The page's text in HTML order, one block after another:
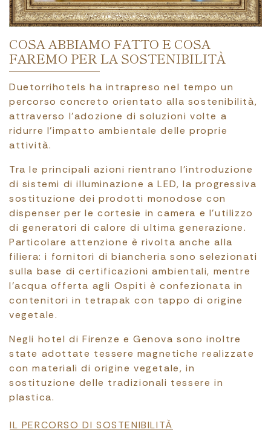
COSA ABBIAMO FATTO E COSA
FAREMO PER LA SOSTENIBILITÀ
Duetorrihotels ha intrapreso nel tempo un
percorso concreto orientato alla sostenibilità,
attraverso l’adozione di soluzioni volte a
ridurre l’impatto ambientale delle proprie
attività.
Tra le principali azioni rientrano l’introduzione
di sistemi di illuminazione a LED, la progressiva
sostituzione dei prodotti monodose con
dispenser per le cortesie in camera e l’utilizzo
di generatori di calore di ultima generazione.
Particolare attenzione è rivolta anche alla
filiera: i fornitori di biancheria sono selezionati
sulla base di certificazioni ambientali, mentre
l’acqua offerta agli Ospiti è confezionata in
contenitori in tetrapak con tappo di origine
vegetale.
Negli hotel di Firenze e Genova sono inoltre
state adottate tessere magnetiche realizzate
con materiali di origine vegetale, in
sostituzione delle tradizionali tessere in
plastica.
File
IL PERCORSO DI SOSTENIBILITÀ